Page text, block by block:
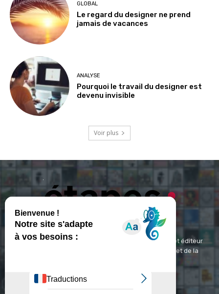
GLOBAL
Le regard du designer ne prend
jamais de vacances
ANALYSE
Pourquoi le travail du designer est
devenu invisible
Voir plus
ETAPES : Magazine Média de référence depuis 1994 et éditeur
spécialisé dans les domaines du design, de l'image et de la
Contact : contact@etapes.com